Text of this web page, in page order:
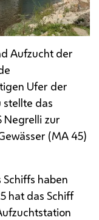
Aufzucht der
Ufer der
das
Negrelli zur
(MA45)
haben
hat das Schiff